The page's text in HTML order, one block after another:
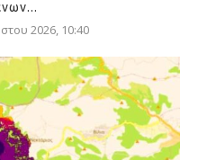
2026, 10:40